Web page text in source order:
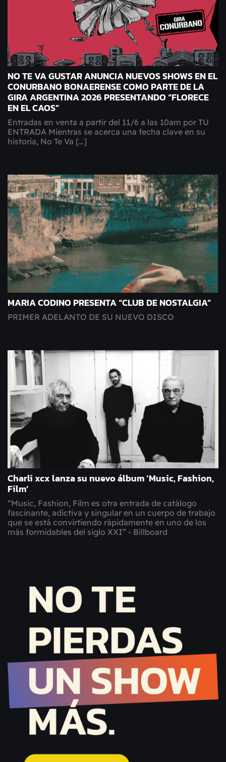
NO TE VA GUSTAR ANUNCIA NUEVOS SHOWS EN EL
CONURBANO BONAERENSE COMO PARTE DE LA
GIRA ARGENTINA 2026 PRESENTANDO “FLORECE
EN EL CAOS”
Entradas en venta a partir del 11/6 a las 10am por TU
ENTRADA Mientras se acerca una fecha clave en su
historia, No Te Va […]
MARIA CODINO PRESENTA “CLUB DE NOSTALGIA”
PRIMER ADELANTO DE SU NUEVO DISCO
Charli xcx lanza su nuevo álbum ‘Music, Fashion,
Film’
“Music, Fashion, Film es otra entrada de catálogo
fascinante, adictiva y singular en un cuerpo de trabajo
que se está convirtiendo rápidamente en uno de los
más formidables del siglo XXI” - Billboard